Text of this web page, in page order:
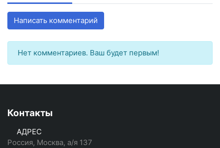
Написать комментарий
Нет комментариев. Ваш будет первым!
Контакты
АДРЕС
Россия, Москва, а/я 137